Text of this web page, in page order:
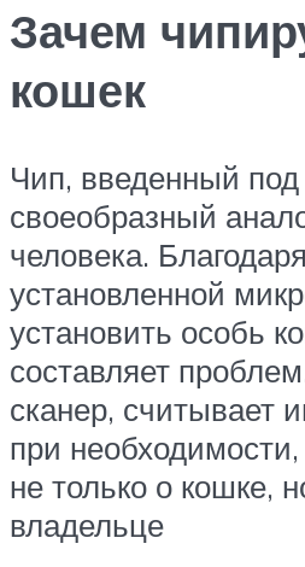
Зачем
кошек
Чип, введенный под
своеобразный
человека. Благодаря
установленной
установить особь
составляет
сканер, считывает
при
не только о кошке,
владельце